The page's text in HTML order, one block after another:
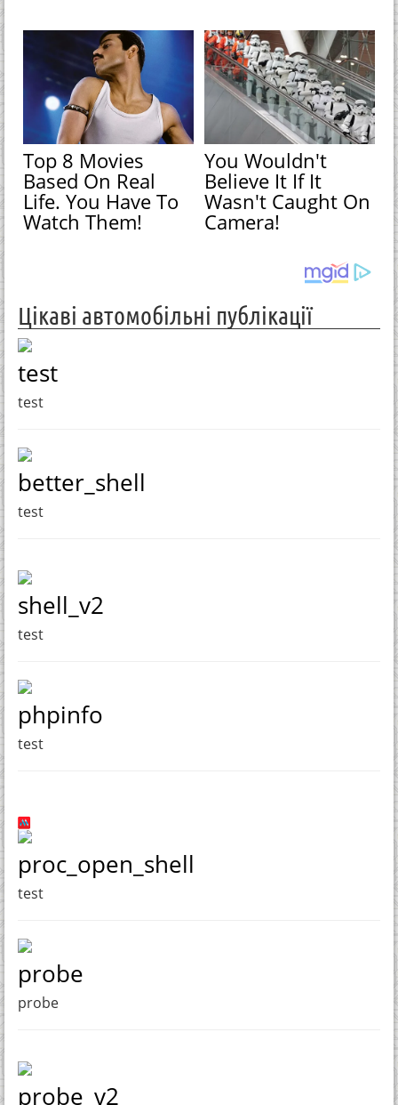
Top 8 Movies
Based On Real
Life. You Have To
Watch Them!
You Wouldn't
Believe It If It
Wasn't Caught On
Camera!
Цікаві автомобільні публікації
test
test
better_shell
test
shell_v2
test
phpinfo
test
proc_open_shell
test
probe
probe
probe_v2